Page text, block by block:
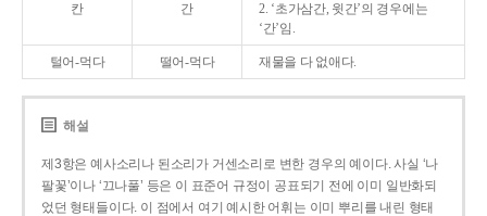
칸 간
2. ‘초가삼간, 윗간’의 경우에는
‘간’임.
털어-먹다 떨어-먹다 재물을 다 없애다.
해설
제3항은 예사소리나 된소리가 거센소리로 변한 경우의 예이다. 사실 ‘나
팔꽃’이나 ‘끄나풀’ 등은 이 표준어 규정이 공표되기 전에 이미 일반화되
었던 형태들이다. 이 점에서 여기 예시한 어휘는 이미 뿌리를 내린 형태